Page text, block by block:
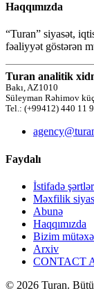
Haqqımızda
“Turan” siyasət,
fəaliyyət göstərən
Turan analitik
Bakı, AZ1010
Süleyman Rəhimov
Tel.: (+99412) 440 11
Faydalı
İstifadə
Məxfilik
Abunə
Haqqımızda
Bizim
Arxiv
CONTACT
© 2026 Turan.